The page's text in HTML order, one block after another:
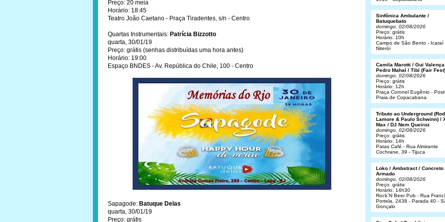
Preço: 20 meia
Horário: 18:45
Teatro João Caetano - Praça Tiradentes, s/n - Centro
Quartas Instrumentais: Patrícia Bizzotto
quarta, 30/01/19
Preço: grátis (senhas distribuídas uma hora antes)
Horário: 19:00
Espaço BNDES - Av. República do Chile, 100 - Centro
Sapagode: Batuque Delas
quarta, 30/01/19
Preço: grátis
Sinfônica Ambulante /
Batuquebato
domingo, 02/08/2026
Preço: grátis
Horário: 10h
Campo de São Bento - Icaraí
Niterói
Camila Marotti / Gui
Pedro Mahal / Tibí (Fair Fest)
domingo, 02/08/2026
Preço: grátis
Horário: 12h
Praça Coronel Eugênio -
Praia de Copacabana
Tributo ao Underground
Lamore & Paulo Schwinn) /
Max / DJ Nem Queiroz
domingo, 02/08/2026
Preço: grátis
Horário: 14h
Patas Café - Rua Almirante
Cochrane, 39 - Tijuca
Loko / Ambstract / Concreto
Armado
domingo, 02/08/2026
Preço: grátis
Horário: 14h30
Rock´N Beer Pub - Rua
Portela, 2438 - Parada 40 -
Gonçalo